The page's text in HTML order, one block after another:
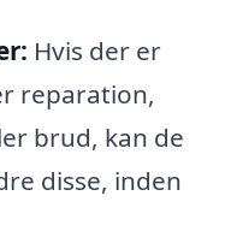
Hvis der er
reparation,
brud, kan de
disse, inden